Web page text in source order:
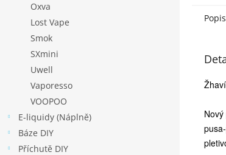
Oxva
Lost Vape
Smok
SXmini
Uwell
Vaporesso
VOOPOO
E-liquidy (Náplně)
Báze DIY
Příchutě DIY
Popis